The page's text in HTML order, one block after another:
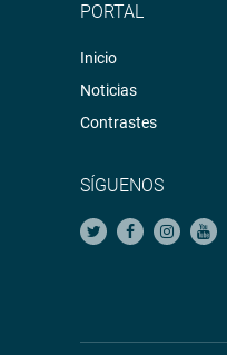
PORTAL
Inicio
Noticias
Contrastes
SÍGUENOS